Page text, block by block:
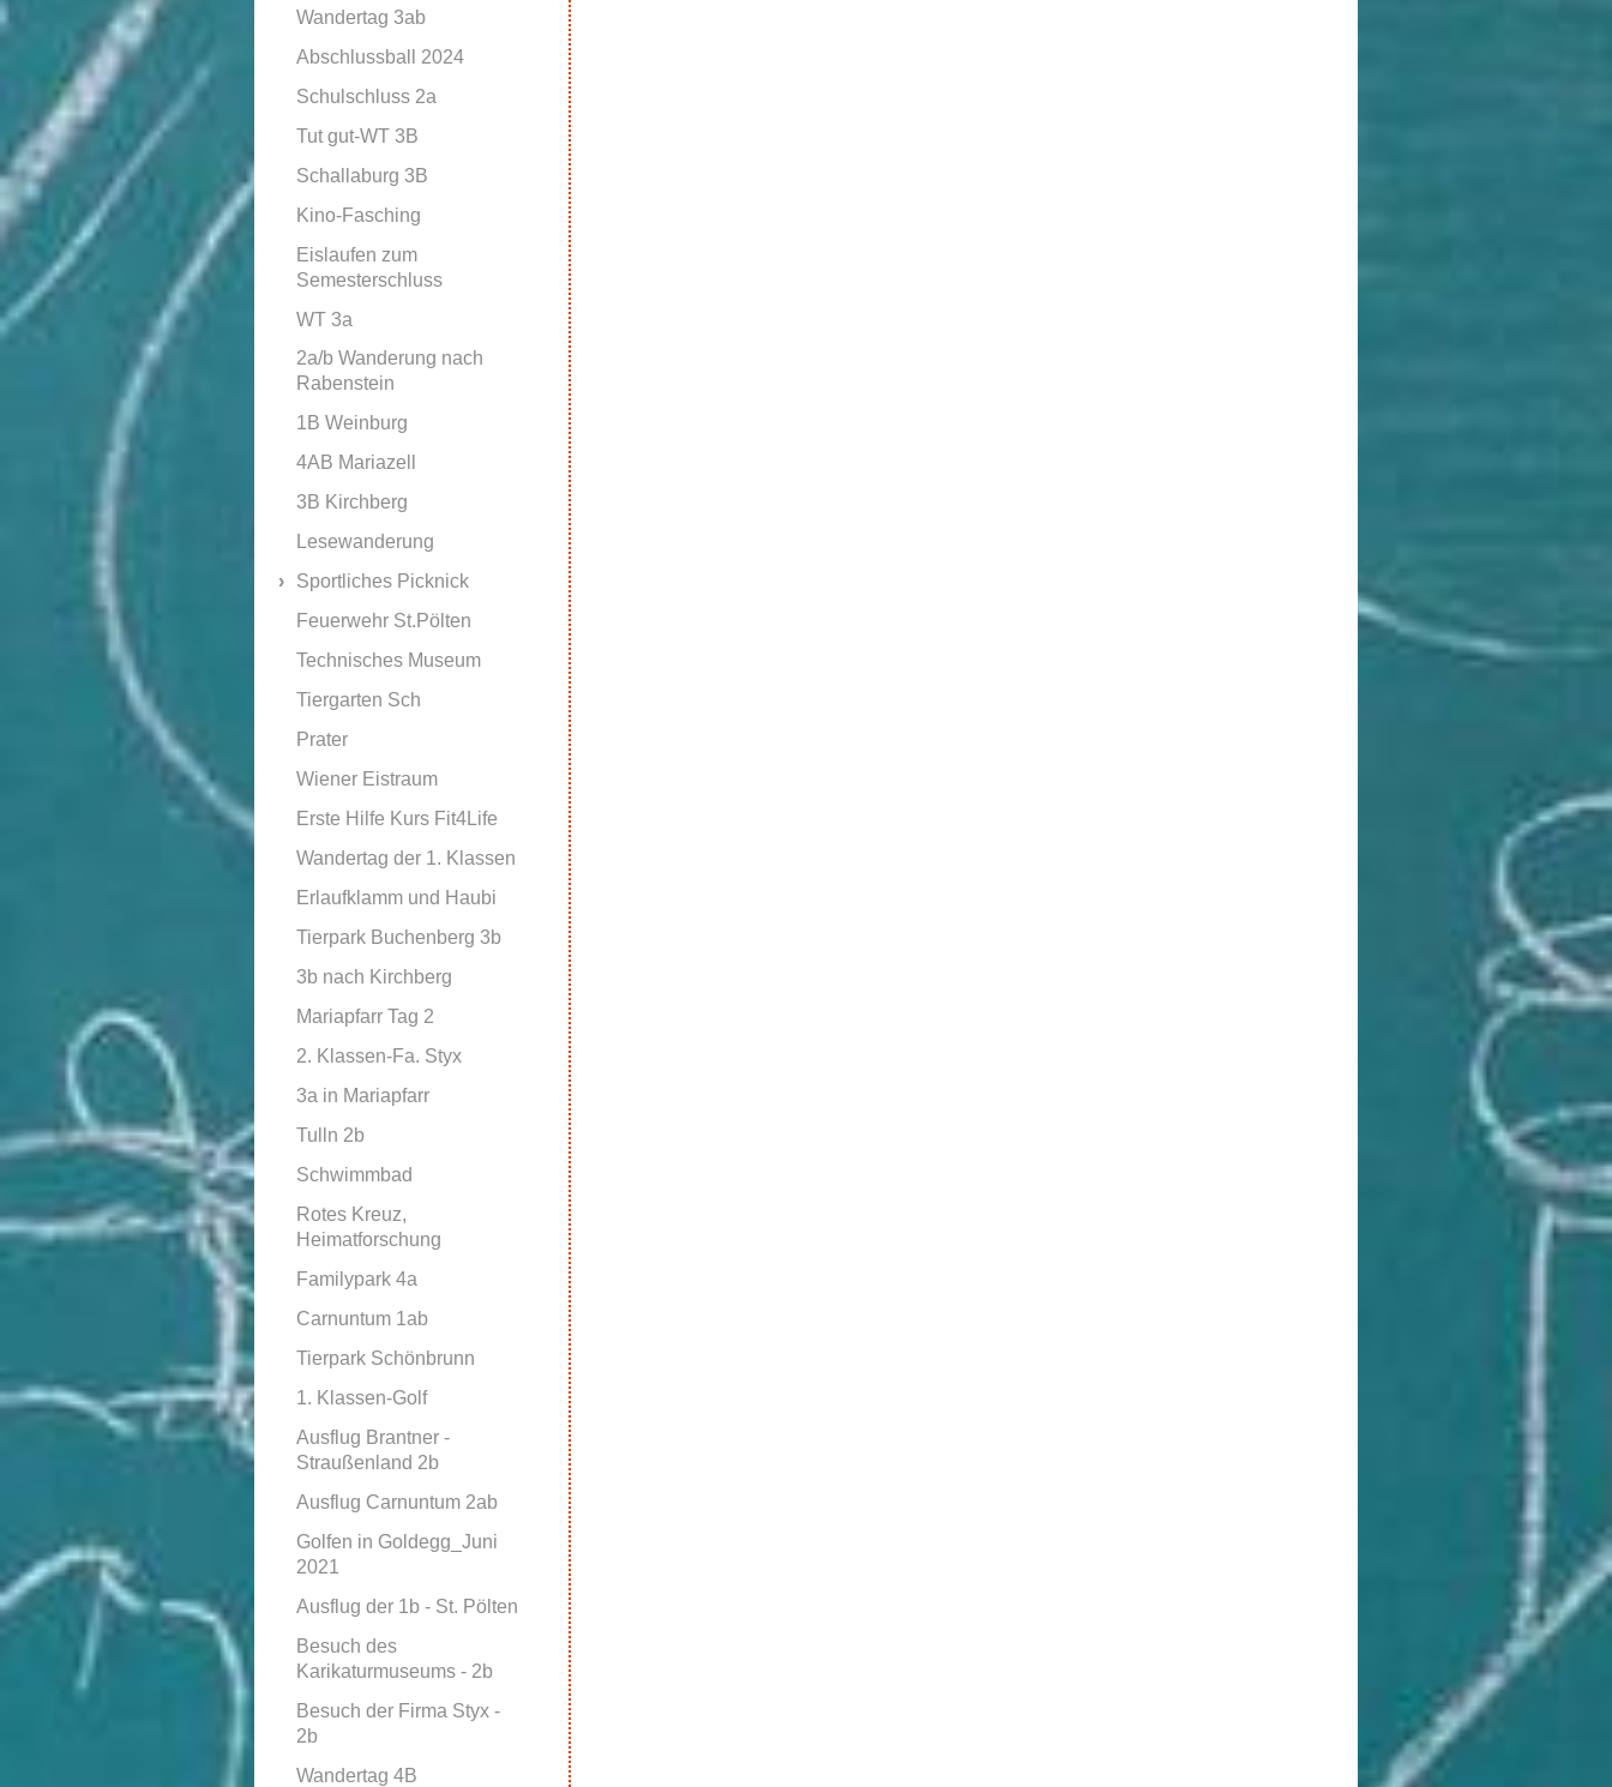
Wandertag 3ab
Abschlussball 2024
Schulschluss 2a
Tut gut-WT 3B
Schallaburg 3B
Kino-Fasching
Eislaufen zum
Semesterschluss
WT 3a
2a/b Wanderung nach
Rabenstein
1B Weinburg
4AB Mariazell
3B Kirchberg
Lesewanderung
Sportliches Picknick
Feuerwehr St.Pölten
Technisches Museum
Tiergarten Sch
Prater
Wiener Eistraum
Erste Hilfe Kurs Fit4Life
Wandertag der 1. Klassen
Erlaufklamm und Haubi
Tierpark Buchenberg 3b
3b nach Kirchberg
Mariapfarr Tag 2
2. Klassen-Fa. Styx
3a in Mariapfarr
Tulln 2b
Schwimmbad
Rotes Kreuz,
Heimatforschung
Familypark 4a
Carnuntum 1ab
Tierpark Schönbrunn
1. Klassen-Golf
Ausflug Brantner -
Straußenland 2b
Ausflug Carnuntum 2ab
Golfen in Goldegg_Juni
2021
Ausflug der 1b - St. Pölten
Besuch des
Karikaturmuseums - 2b
Besuch der Firma Styx -
2b
Wandertag 4B